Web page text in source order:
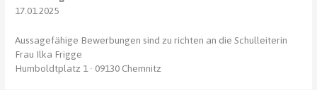
17.01.2025
Aussagefähige Bewerbungen sind zu richten an die Schulleiterin
Frau Ilka Frigge
Humboldtplatz 1 · 09130 Chemnitz